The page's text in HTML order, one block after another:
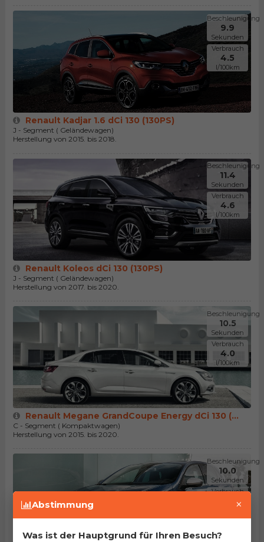
Beschleunigung
9.9
Sekunden
Verbrauch
4.5
l/100km
Renault Kadjar 1.6 dCi 130 (130PS)
J - Segment ( Geländewagen)
Herstellung von 2015. bis 2018.
Beschleunigung
11.4
Sekunden
Verbrauch
4.6
l/100km
Renault Koleos dCi 130 (130PS)
J - Segment ( Geländewagen)
Herstellung von 2017. bis 2020.
Beschleunigung
10.5
Sekunden
Verbrauch
4.0
l/100km
Renault Megane GrandCoupe Energy dCi 130 (...
C - Segment ( Kompaktwagen)
Herstellung von 2015. bis 2020.
Beschleunigung
10.0
Sekunden
Verbrauch
Abstimmung ×
Was ist der Hauptgrund für Ihren Besuch?